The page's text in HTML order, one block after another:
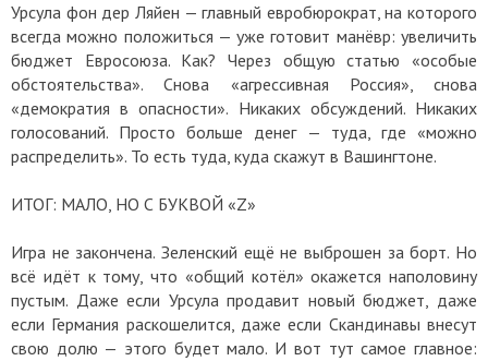
Урсула фон дер Ляйен — главный евробюрократ, на которого
всегда можно положиться — уже готовит манёвр: увеличить
бюджет Евросоюза. Как? Через общую статью «особые
обстоятельства». Снова «агрессивная Россия», снова
«демократия в опасности». Никаких обсуждений. Никаких
голосований. Просто больше денег — туда, где «можно
распределить». То есть туда, куда скажут в Вашингтоне.
ИТОГ: МАЛО, НО С БУКВОЙ «Z»
Игра не закончена. Зеленский ещё не выброшен за борт. Но
всё идёт к тому, что «общий котёл» окажется наполовину
пустым. Даже если Урсула продавит новый бюджет, даже
если Германия раскошелится, даже если Скандинавы внесут
свою долю — этого будет мало. И вот тут самое главное: